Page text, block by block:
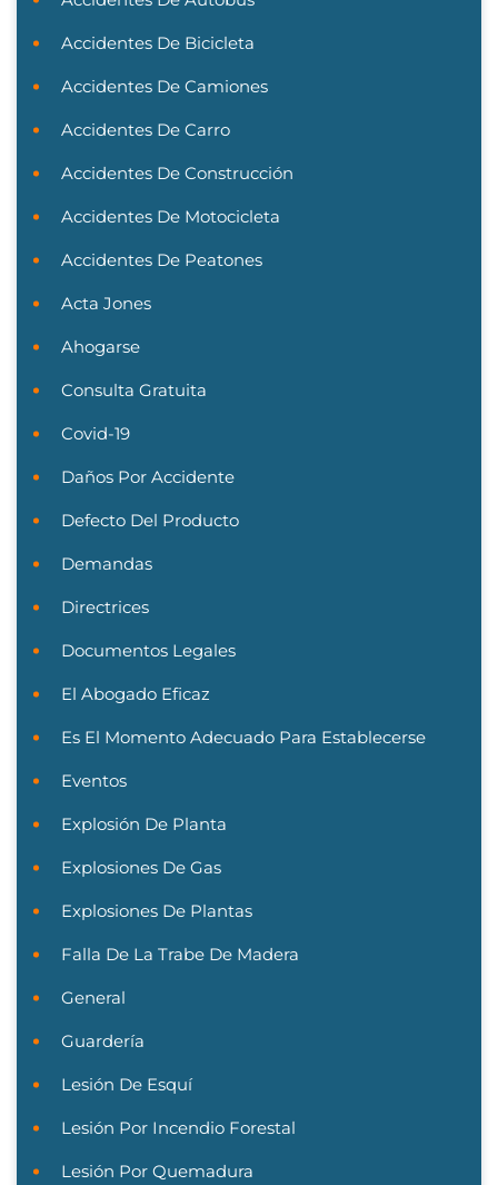
Accidentes De Bicicleta
Accidentes De Camiones
Accidentes De Carro
Accidentes De Construcción
Accidentes De Motocicleta
Accidentes De Peatones
Acta Jones
Ahogarse
Consulta Gratuita
Covid-19
Daños Por Accidente
Defecto Del Producto
Demandas
Directrices
Documentos Legales
El Abogado Eficaz
Es El Momento Adecuado Para Establecerse
Eventos
Explosión De Planta
Explosiones De Gas
Explosiones De Plantas
Falla De La Trabe De Madera
General
Guardería
Lesión De Esquí
Lesión Por Incendio Forestal
Lesión Por Quemadura